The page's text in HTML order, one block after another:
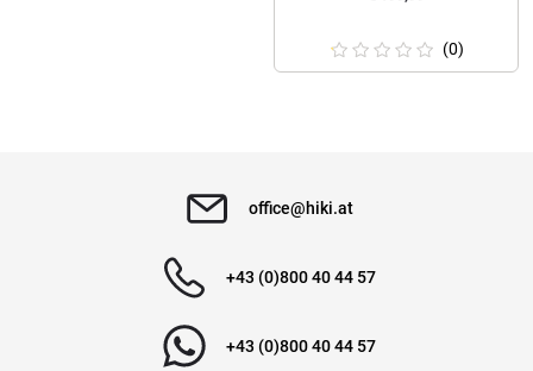
(0)
office@hiki.at
+43 (0)800 40 44 57
+43 (0)800 40 44 57